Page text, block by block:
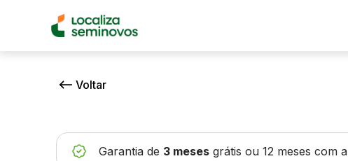
Voltar
Garantia de 3 meses grátis ou 12 meses com a